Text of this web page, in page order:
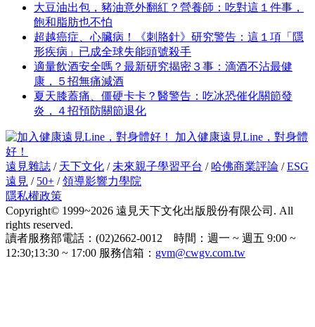
大豆油出包，豬油意外翻紅？營養師：吃對這１件事，
飽和脂肪也不怕
超越癌症、心臟病！《刺胳針》研究警告：這１項「隱
形疾病」已成全球失能頭號殺手
適量飲酒安全嗎？最新研究揭密３事：滴酒不沾最健
康，５招無痛減酒
夏天膝蓋痛、僵硬卡卡？醫警告：吃冰恐催化關節發
炎，４招預防關節退化
加入健康遠見Line，對身體
好！
遠見雜誌 / 天下文化 / 未來親子學習平台 / 哈佛商業評論 /ESG
遠見 / 50+ /領導影響力學院
隱私權政策
Copyright© 1999~2026 遠見天下文化出版股份有限公司. All
rights reserved.
讀者服務部電話：(02)2662-0012 時間：週一 ~ 週五 9:00 ~
12:30;13:30 ~ 17:00 服務信箱： gvm@cwgv.com.tw